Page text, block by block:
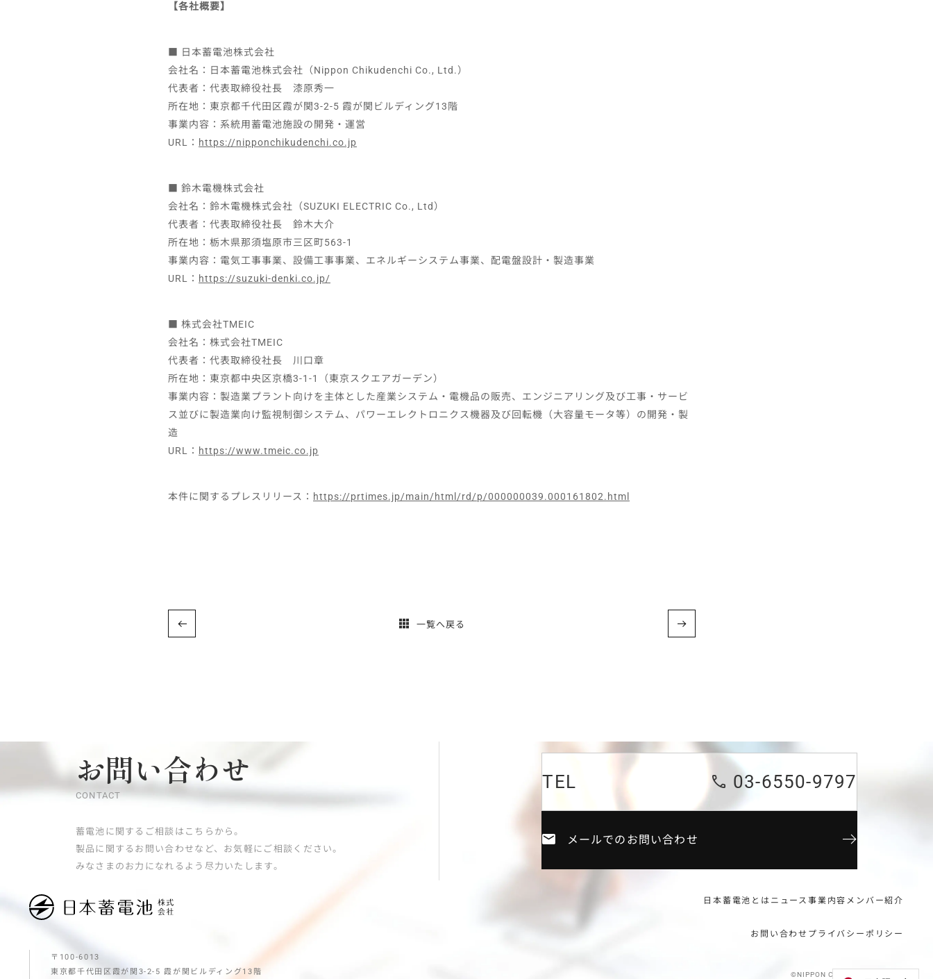
【各社概要】
■ 日本蓄電池株式会社
会社名：日本蓄電池株式会社（Nippon Chikudenchi Co., Ltd.）
代表者：代表取締役社長 漆原秀一
所在地：東京都千代田区霞が関3-2-5 霞が関ビルディング13階
事業内容：系統用蓄電池施設の開発・運営
URL： https://nipponchikudenchi.co.jp
■ 鈴木電機株式会社
会社名：鈴木電機株式会社（SUZUKI ELECTRIC Co., Ltd）
代表者：代表取締役社長 鈴木大介
所在地：栃木県那須塩原市三区町563-1
事業内容：電気工事事業、設備工事事業、エネルギーシステム事業、配電盤設計・製造事業
URL： https://suzuki-denki.co.jp/
■ 株式会社TMEIC
会社名：株式会社TMEIC
代表者：代表取締役社長 川口章
所在地：東京都中央区京橋3-1-1（東京スクエアガーデン）
事業内容：製造業プラント向けを主体とした産業システム・電機品の販売、エンジニアリング及び工事・サービ
ス並びに製造業向け監視制御システム、パワーエレクトロニクス機器及び回転機（大容量モータ等）の開発・製
造
URL： https://www.tmeic.co.jp
本件に関するプレスリリース： https://prtimes.jp/main/html/rd/p/000000039.000161802.html
一覧へ戻る
お問い合わせ
CONTACT
蓄電池に関するご相談はこちらから。
製品に関するお問い合わせなど、お気軽にご相談ください。
みなさまのお力になれるよう尽力いたします。
TEL 03-6550-9797
メールでのお問い合わせ
日本蓄電池とは ニュース 事業内容 メンバー紹介
お問い合わせ プライバシーポリシー
〒100-6013
東京都千代田区霞が関3-2-5 霞が関ビルディング13階 ©NIPPON CHIKUDENCHI, INC.